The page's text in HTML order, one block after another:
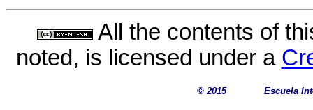
All the contents of
noted, is licensed under a
© 2015 Escuela